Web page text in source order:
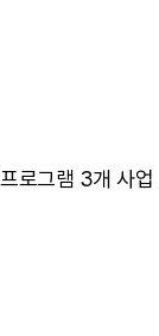
로그램 3개 사업